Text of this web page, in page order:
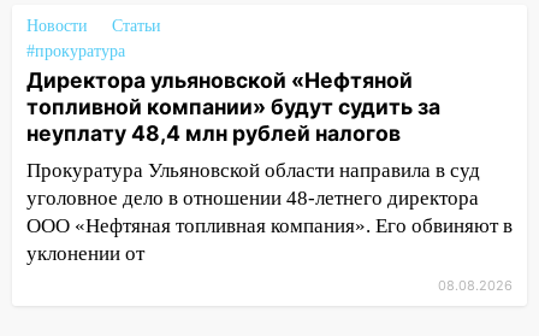
трамваи
12:17 Ульяновск накрыл крупный град:
после ливня город снова уходит под
воду
12:12
Прокуратура взяла на контроль
ДТП с шестилетним ребёнком на улице
Федерации
12:01 Пьяная женщина сбила
Новости
Статьи
#прокуратура
Директора ульяновской «Нефтяной
топливной компании» будут судить за
неуплату 48,4 млн рублей налогов
Прокуратура Ульяновской области направила в суд
уголовное дело в отношении 48-летнего директора
ООО «Нефтяная топливная компания». Его обвиняют в
уклонении от
08.08.2026